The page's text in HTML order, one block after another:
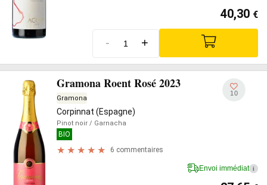
40,30 €
- +
Gramona Roent Rosé 2023
Gramona
Corpinnat (Espagne)
Pinot noir / Garnacha
BIO
6 commentaires
10
Envoi immédiat i